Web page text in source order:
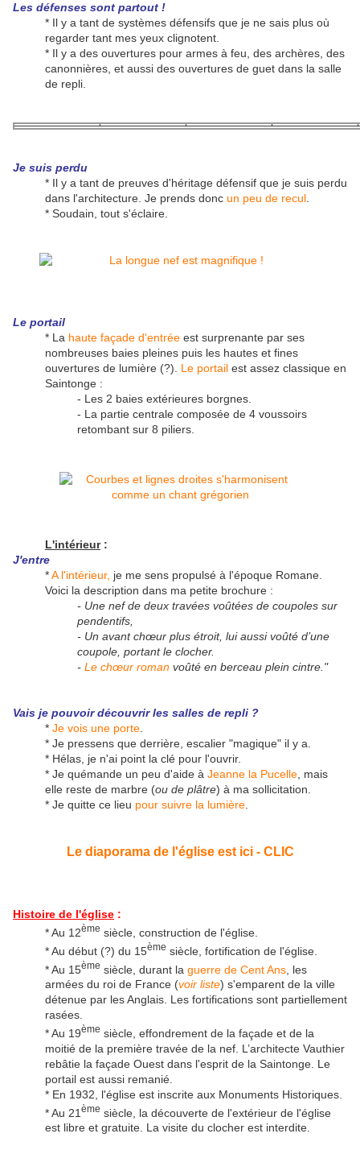
Les défenses sont partout !
* Il y a tant de systèmes défensifs que je ne sais plus où
regarder tant mes yeux clignotent.
* Il y a des ouvertures pour armes à feu, des archères, des
canonnières, et aussi des ouvertures de guet dans la salle
de repli.
Je suis perdu
* Il y a tant de preuves d'héritage défensif que je suis perdu
dans l'architecture. Je prends donc un peu de recul
* Soudain, tout s'éclaire.
Le portail
* La haute façade d'entrée est surprenante par ses
nombreuses baies pleines puis les hautes et fines
ouvertures de lumière (?). Le portail est assez classique en
Saintonge :
- Les 2 baies extérieures borgnes.
- La partie centrale composée de 4 voussoirs
retombant sur 8 piliers.
L'intérieur:
J'entre
*A l'intérieur, je me sens propulsé à l'époque Romane.
Voici la description dans ma petite brochure :
- Une nef de deux travées voûtées de coupoles sur
pendentifs,
- Un avant chœur plus étroit, lui aussi voûté d’une
coupole, portant le clocher.
- Le chœur roman voûté en berceau plein cintre."
Vais je pouvoir découvrir les salles de repli ?
* Je vois une porte
* Je pressens que derrière, escalier "magique" il y a.
* Hélas, je n'ai point la clé pour l'ouvrir.
* Je quémande un peu d'aide à Jeanne la Pucelle , mais
elle reste de marbre (ou de plâtre) à ma sollicitation.
* Je quitte ce lieu pour suivre la lumière
Le diaporama de l'église est ici - CLIC
Histoire de l'église :
* Au 12ème siècle, construction de l'église.
* Au début (?) du 15ème siècle, fortification de l'église.
* Au 15ème siècle, durant la guerre de Cent Ans , les
armées du roi de France (voir liste) s'emparent de la ville
détenue par les Anglais. Les fortifications sont partiellement
rasées.
* Au 19ème siècle, effondrement de la façade et de la
moitié de la première travée de la nef. L’architecte Vauthier
rebâtie la façade Ouest dans l'esprit de la Saintonge. Le
portail est aussi remanié.
* En 1932, l'église est inscrite aux Monuments Historiques.
* Au 21 ème siècle, la découverte de l'extérieur de l'église
est libre et gratuite. La visite du clocher est interdite.